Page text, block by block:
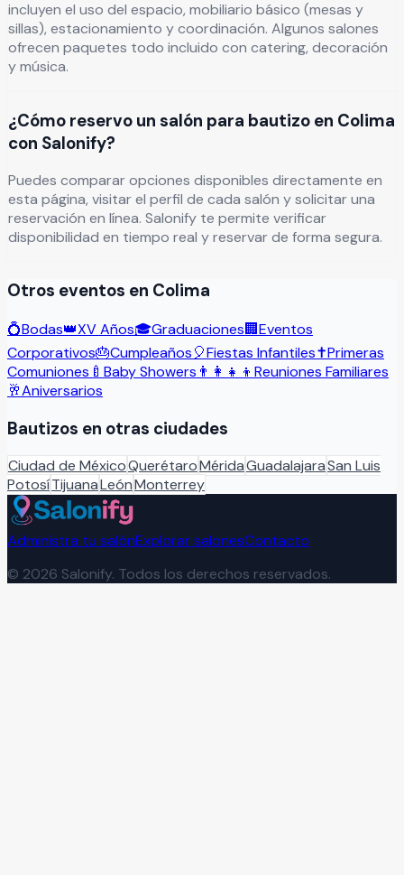
incluyen el uso del espacio, mobiliario básico (mesas y
sillas), estacionamiento y coordinación. Algunos salones
ofrecen paquetes todo incluido con catering, decoración
y música.
¿Cómo reservo un salón para bautizo en Colima
con Salonify?
Puedes comparar opciones disponibles directamente en
esta página, visitar el perfil de cada salón y solicitar una
reservación en línea. Salonify te permite verificar
disponibilidad en tiempo real y reservar de forma segura.
Otros eventos en Colima
💍Bodas👑XV Años🎓Graduaciones🏢Eventos
Corporativos🎂Cumpleaños🎈Fiestas Infantiles✝️Primeras
Comuniones 🍼 Baby Showers 👨‍👩‍👧‍👦 Reuniones Familiares
🥂Aniversarios
Bautizos en otras ciudades
Ciudad de MéxicoQuerétaroMéridaGuadalajaraSan Luis
PotosíTijuanaLeónMonterrey
Administra tu salónExplorar salonesContacto
© 2026 Salonify. Todos los derechos reservados.